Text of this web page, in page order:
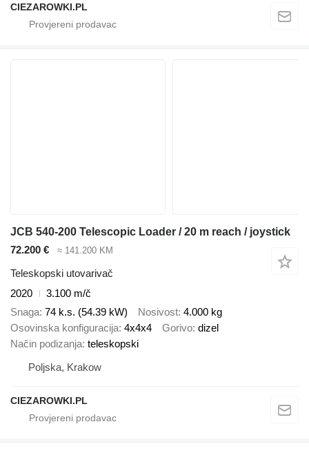
CIEZAROWKI.PL
JCB 540-200 Telescopic Loader / 20 m reach / joystick
72.200 €
≈ 141.200 KM
Teleskopski utovarivač
2020
3.100 m/č
Snaga 74 k.s. (54.39 kW) Nosivost 4.000 kg
Osovinska konfiguracija 4x4x4 Gorivo dizel
Način podizanja teleskopski
Poljska, Krakow
CIEZAROWKI.PL